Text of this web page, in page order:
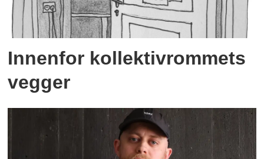
Innenfor kollektivrommets
vegger